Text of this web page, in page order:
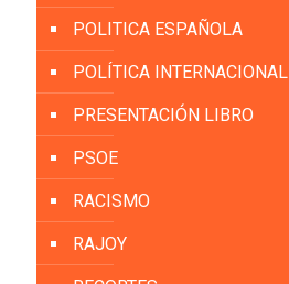
POLITICA ESPAÑOLA
POLÍTICA INTERNACIONAL
PRESENTACIÓN LIBRO
PSOE
RACISMO
RAJOY